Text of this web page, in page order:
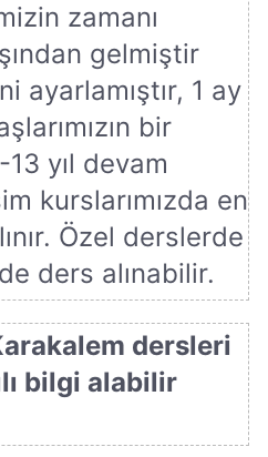
zamanı
gelmiştir
ayarlamıştır, 1 ay
bir
yıl devam
kurslarımızda en
Özel derslerde
ders alınabilir.
dersleri
bilgi alabilir